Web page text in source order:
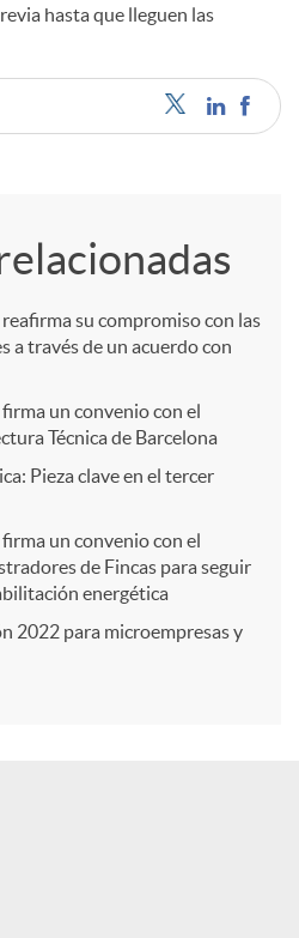
hasta que lleguen las
su compromiso con las
a través de un acuerdo con
un convenio con el
Técnica de Barcelona
Pieza clave en el tercer
un convenio con el
de Fincas para seguir
energética
2022 para microempresas y